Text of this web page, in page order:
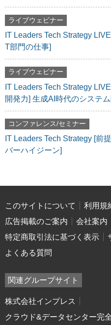
ライブウェビナー
IT Leaders Tech Strategy
T部門の仕事]
ライブウェビナー
IT Leaders Tech Strategy
開発力] 生成AI時代のシステ
コンファレンス/セミナー
IT Leaders Tech Strategy [前
バーハイジーン]
このサイトについて 利用規
広告掲載のご案内
会社案内
特定商取引法に基づく表示
よくある質問
関連グループサイト
株式会社インプレス
クラウド&データセンター完